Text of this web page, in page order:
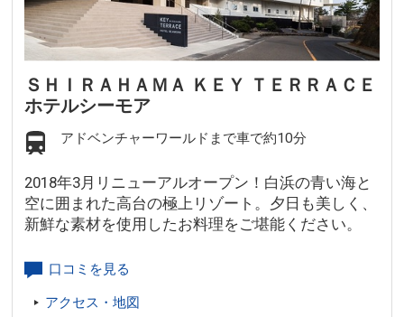
ＳＨＩＲＡＨＡＭＡ ＫＥＹ ＴＥＲＲＡＣＥ
ホテルシーモア
アドベンチャーワールドまで車で約10分
2018年3月リニューアルオープン！白浜の青い海と
空に囲まれた高台の極上リゾート。夕日も美しく、
新鮮な素材を使用したお料理をご堪能ください。
口コミを見る
アクセス・地図